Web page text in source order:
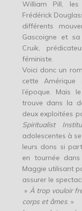
William Pill, les
Frédérick
différents
Gascoigne et
Cruik,
féministe.
Voici donc un
cette
l’époque. Mais
trouve dans la
deux exploitées
Spiritualist
adolescentes à
leurs dons si
en tournée
Maggie utilisant
assurer le
» À trop vouloir
corps et âmes. »